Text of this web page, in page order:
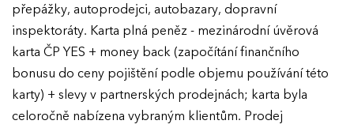
přepážky, autoprodejci, autobazary, dopravní
inspektoráty. Karta plná peněz - mezinárodní úvěrová
karta ČP YES + money back (započítání finančního
bonusu do ceny pojištění podle objemu používání této
karty) + slevy v partnerských prodejnách; karta byla
celoročně nabízena vybraným klientům. Prodej